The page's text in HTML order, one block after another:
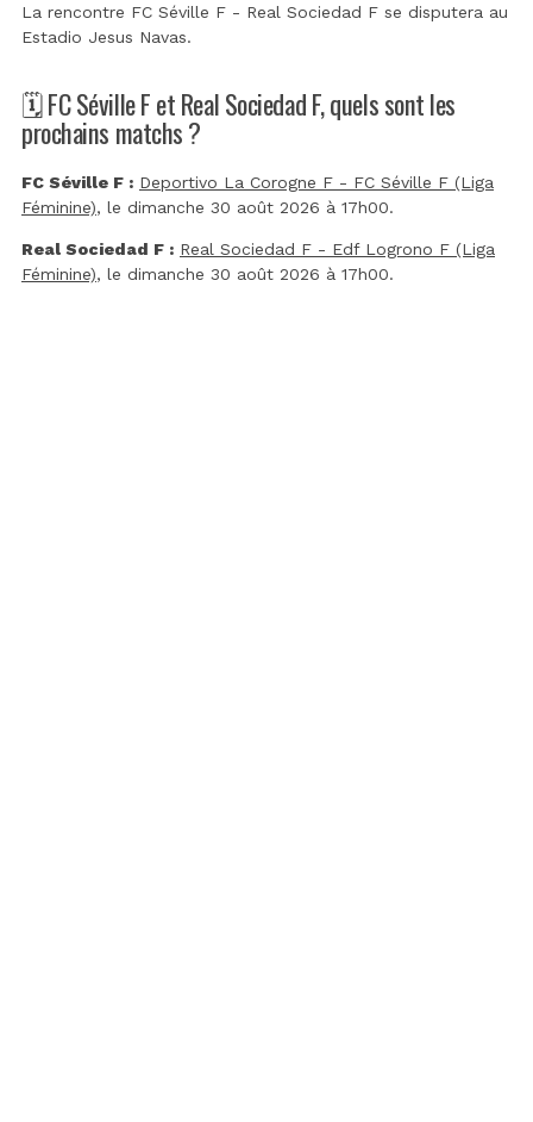
La rencontre FC Séville F - Real Sociedad F se disputera au
Estadio Jesus Navas.
🗓️ FC Séville F et Real Sociedad F, quels sont les
prochains matchs ?
FC Séville F : Deportivo La Corogne F - FC Séville F (Liga
Féminine), le dimanche 30 août 2026 à 17h00.
Real Sociedad F : Real Sociedad F - Edf Logrono F (Liga
Féminine), le dimanche 30 août 2026 à 17h00.